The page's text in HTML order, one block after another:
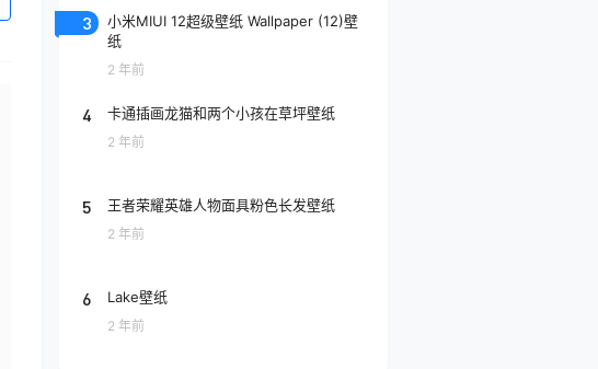
3
小米MIUI 12超级壁纸 Wallpaper (12)壁
纸
2 年前
4 卡通插画龙猫和两个小孩在草坪壁纸
2 年前
5 王者荣耀英雄人物面具粉色长发壁纸
2 年前
6 Lake壁纸
2 年前